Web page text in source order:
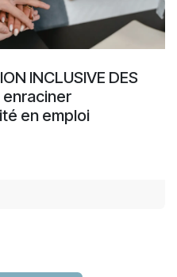
INCLUSIVE DES
enraciner
en emploi